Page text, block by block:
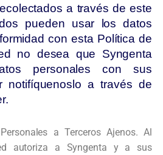
a través de este
pueden usar los datos
con esta Política de
no desea que Syngenta
personales con sus
notifíquenoslo a través de
a Terceros Ajenos. Al
autoriza a Syngenta y a sus